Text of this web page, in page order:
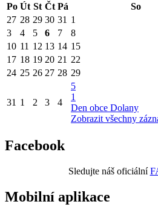
Po Út St Čt Pá So
27 28 29 30 31 1
3
4 5 6 7 8
10 11 12 13 14 15
17 18 19 20 21 22
24 25 26 27 28 29
31 1 2 3 4
5
1
Den obce Dolany
Zobrazit všechny
Facebook
Sledujte náš oficiální
Mobilní aplikace